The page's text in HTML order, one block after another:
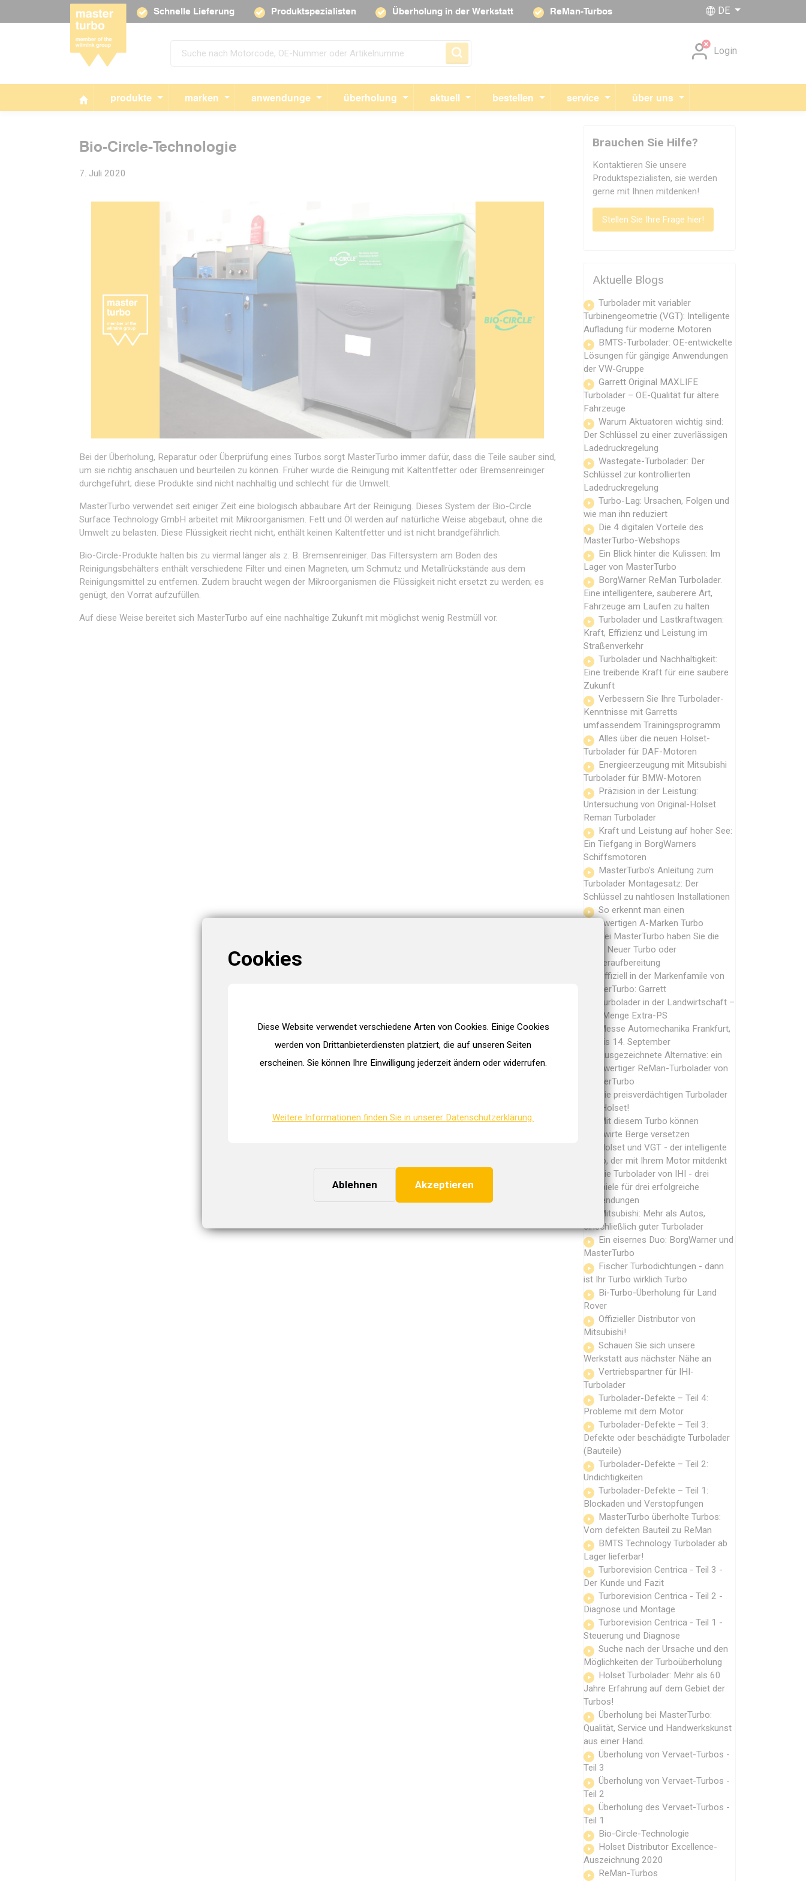
Cookies
Diese Website verwendet verschiedene Arten von Cookies. Einige Cookies
werden von Drittanbieterdiensten platziert, die auf unseren Seiten
erscheinen. Sie können Ihre Einwilligung jederzeit ändern oder widerrufen.
Weitere Informationen finden Sie in unserer Datenschutzerklärung.
Ablehnen Akzeptieren
Navigation überspringen
Login
produkte marken anwendunge überholung aktuell bestellen service über uns
Schnelle Lieferung Produktspezialisten Überholung in der Werkstatt ReMan-Turbos DE
Bio-Circle-Technologie
7. Juli 2020
Bei der Überholung, Reparatur oder Überprüfung eines Turbos sorgt MasterTurbo immer dafür, dass die Teile sauber sind,
um sie richtig anschauen und beurteilen zu können. Früher wurde die Reinigung mit Kaltentfetter oder Bremsenreiniger
durchgeführt; diese Produkte sind nicht nachhaltig und schlecht für die Umwelt.
MasterTurbo verwendet seit einiger Zeit eine biologisch abbaubare Art der Reinigung. Dieses System der Bio-Circle
Surface Technology GmbH arbeitet mit Mikroorganismen. Fett und Öl werden auf natürliche Weise abgebaut, ohne die
Umwelt zu belasten. Diese Flüssigkeit riecht nicht, enthält keinen Kaltentfetter und ist nicht brandgefährlich.
Bio-Circle-Produkte halten bis zu viermal länger als z. B. Bremsenreiniger. Das Filtersystem am Boden des
Reinigungsbehälters enthält verschiedene Filter und einen Magneten, um Schmutz und Metallrückstände aus dem
Reinigungsmittel zu entfernen. Zudem braucht wegen der Mikroorganismen die Flüssigkeit nicht ersetzt zu werden; es
genügt, den Vorrat aufzufüllen.
Auf diese Weise bereitet sich MasterTurbo auf eine nachhaltige Zukunft mit möglichst wenig Restmüll vor.
Brauchen Sie Hilfe?
Kontaktieren Sie unsere
Produktspezialisten, sie werden
gerne mit Ihnen mitdenken!
Stellen Sie Ihre Frage hier!
Aktuelle Blogs
Turbolader mit variabler
Turbinengeometrie (VGT): Intelligente
Aufladung für moderne Motoren
BMTS-Turbolader: OE-entwickelte
Lösungen für gängige Anwendungen
der VW-Gruppe
Garrett Original MAXLIFE
Turbolader – OE-Qualität für ältere
Fahrzeuge
Warum Aktuatoren wichtig sind:
Der Schlüssel zu einer zuverlässigen
Ladedruckregelung
Wastegate-Turbolader: Der
Schlüssel zur kontrollierten
Ladedruckregelung
Turbo-Lag: Ursachen, Folgen und
wie man ihn reduziert
Die 4 digitalen Vorteile des
MasterTurbo-Webshops
Ein Blick hinter die Kulissen: Im
Lager von MasterTurbo
BorgWarner ReMan Turbolader.
Eine intelligentere, sauberere Art,
Fahrzeuge am Laufen zu halten
Turbolader und Lastkraftwagen:
Kraft, Effizienz und Leistung im
Straßenverkehr
Turbolader und Nachhaltigkeit:
Eine treibende Kraft für eine saubere
Zukunft
Verbessern Sie Ihre Turbolader-
Kenntnisse mit Garretts
umfassendem Trainingsprogramm
Alles über die neuen Holset-
Turbolader für DAF-Motoren
Energieerzeugung mit Mitsubishi
Turbolader für BMW-Motoren
Präzision in der Leistung:
Untersuchung von Original-Holset
Reman Turbolader
Kraft und Leistung auf hoher See:
Ein Tiefgang in BorgWarners
Schiffsmotoren
MasterTurbo's Anleitung zum
Turbolader Montagesatz: Der
Schlüssel zu nahtlosen Installationen
So erkennt man einen
hochwertigen A-Marken Turbo
Bei MasterTurbo haben Sie die
Wahl: Neuer Turbo oder
Wiederaufbereitung
Offiziell in der Markenfamile von
MasterTurbo: Garrett
Turbolader in der Landwirtschaft –
jede Menge Extra-PS
Messe Automechanika Frankfurt,
10. bis 14. September
Ausgezeichnete Alternative: ein
hochwertiger ReMan-Turbolader von
MasterTurbo
Die preisverdächtigen Turbolader
von Holset!
Mit diesem Turbo können
Landwirte Berge versetzen
Holset und VGT - der intelligente
Turbo, der mit Ihrem Motor mitdenkt
Die Turbolader von IHI - drei
Beispiele für drei erfolgreiche
Anwendungen
Mitsubishi: Mehr als Autos,
einschließlich guter Turbolader
Ein eisernes Duo: BorgWarner und
MasterTurbo
Fischer Turbodichtungen - dann
ist Ihr Turbo wirklich Turbo
Bi-Turbo-Überholung für Land
Rover
Offizieller Distributor von
Mitsubishi!
Schauen Sie sich unsere
Werkstatt aus nächster Nähe an
Vertriebspartner für IHI-
Turbolader
Turbolader-Defekte – Teil 4:
Probleme mit dem Motor
Turbolader-Defekte – Teil 3:
Defekte oder beschädigte Turbolader
(Bauteile)
Turbolader-Defekte – Teil 2:
Undichtigkeiten
Turbolader-Defekte – Teil 1:
Blockaden und Verstopfungen
MasterTurbo überholte Turbos:
Vom defekten Bauteil zu ReMan
BMTS Technology Turbolader ab
Lager lieferbar!
Turborevision Centrica - Teil 3 -
Der Kunde und Fazit
Turborevision Centrica - Teil 2 -
Diagnose und Montage
Turborevision Centrica - Teil 1 -
Steuerung und Diagnose
Suche nach der Ursache und den
Möglichkeiten der Turboüberholung
Holset Turbolader: Mehr als 60
Jahre Erfahrung auf dem Gebiet der
Turbos!
Überholung bei MasterTurbo:
Qualität, Service und Handwerkskunst
aus einer Hand.
Überholung von Vervaet-Turbos -
Teil 3
Überholung von Vervaet-Turbos -
Teil 2
Überholung des Vervaet-Turbos -
Teil 1
Bio-Circle-Technologie
Holset Distributor Excellence-
Auszeichnung 2020
ReMan-Turbos